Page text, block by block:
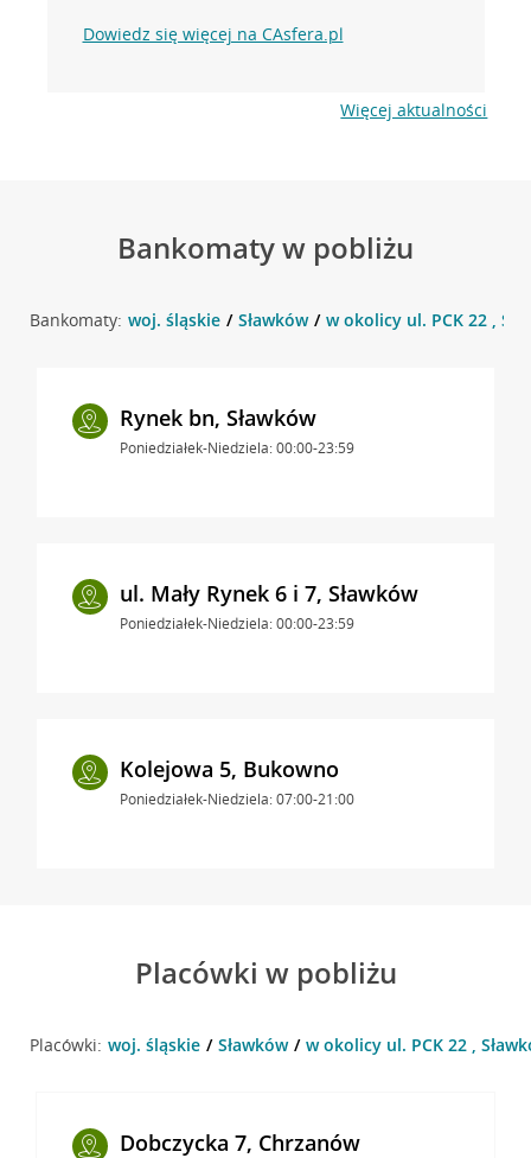
Dowiedz się więcej na CAsfera.pl
Więcej aktualności
Bankomaty w pobliżu
Bankomaty: woj. śląskie Sławków w okolicy ul. PCK 22 ,
Rynek bn, Sławków
Poniedziałek-Niedziela: 00:00-23:59
ul. Mały Rynek 6 i 7, Sławków
Poniedziałek-Niedziela: 00:00-23:59
Kolejowa 5, Bukowno
Poniedziałek-Niedziela: 07:00-21:00
Placówki w pobliżu
Placówki: woj. śląskie Sławków w okolicy ul. PCK 22 ,
Dobczycka 7, Chrzanów